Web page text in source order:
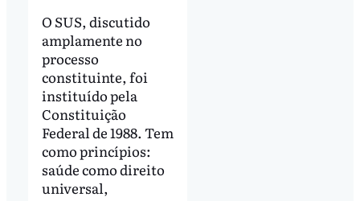
O SUS, discutido
amplamente no
processo
constituinte, foi
instituído pela
Constituição
Federal de 1988. Tem
como princípios:
saúde como direito
universal,